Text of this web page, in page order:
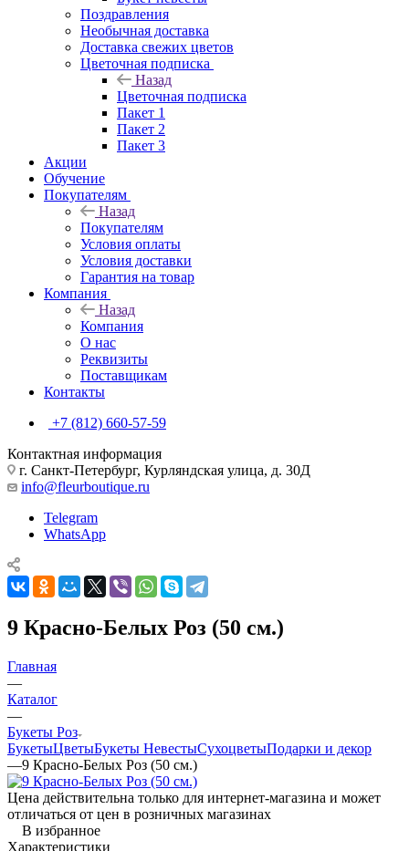
Поздравления
Необычная доставка
Доставка свежих цветов
Цветочная подписка
Назад
Цветочная подписка
Пакет 1
Пакет 2
Пакет 3
Акции
Обучение
Покупателям
Назад
Покупателям
Условия оплаты
Условия доставки
Гарантия на товар
Компания
Назад
Компания
О нас
Реквизиты
Поставщикам
Контакты
+7 (812) 660-57-59
Контактная информация
г. Санкт-Петербург, Курляндская улица, д. 30Д
info@fleurboutique.ru
Telegram
WhatsApp
9 Красно-Белых Роз (50 см.)
Главная
—
Каталог
—
Букеты Роз
БукетыЦветыБукеты НевестыСухоцветыПодарки и декор
—9 Красно-Белых Роз (50 см.)
Цена действительна только для интернет-магазина и может
отличаться от цен в розничных магазинах
В избранное
Характеристики